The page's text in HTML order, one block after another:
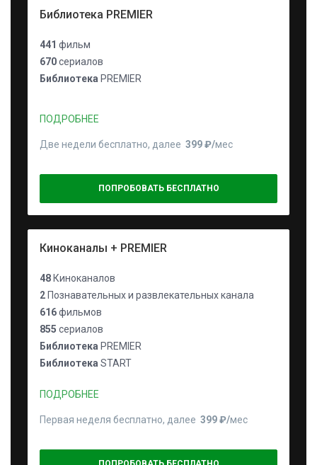
Библиотека PREMIER
441 фильм
670сериалов
Библиотека PREMIER
ПОДРОБНЕЕ
Две недели бесплатно, далее 399 ₽⁠/⁠мес
ПОПРОБОВАТЬ БЕСПЛАТНО
Киноканалы + PREMIER
48 Киноканалов
2 Познавательных и развлекательных канала
616фильмов
855 сериалов
Библиотека PREMIER
Библиотека START
ПОДРОБНЕЕ
Первая неделя бесплатно, далее 399 ₽⁠/⁠мес